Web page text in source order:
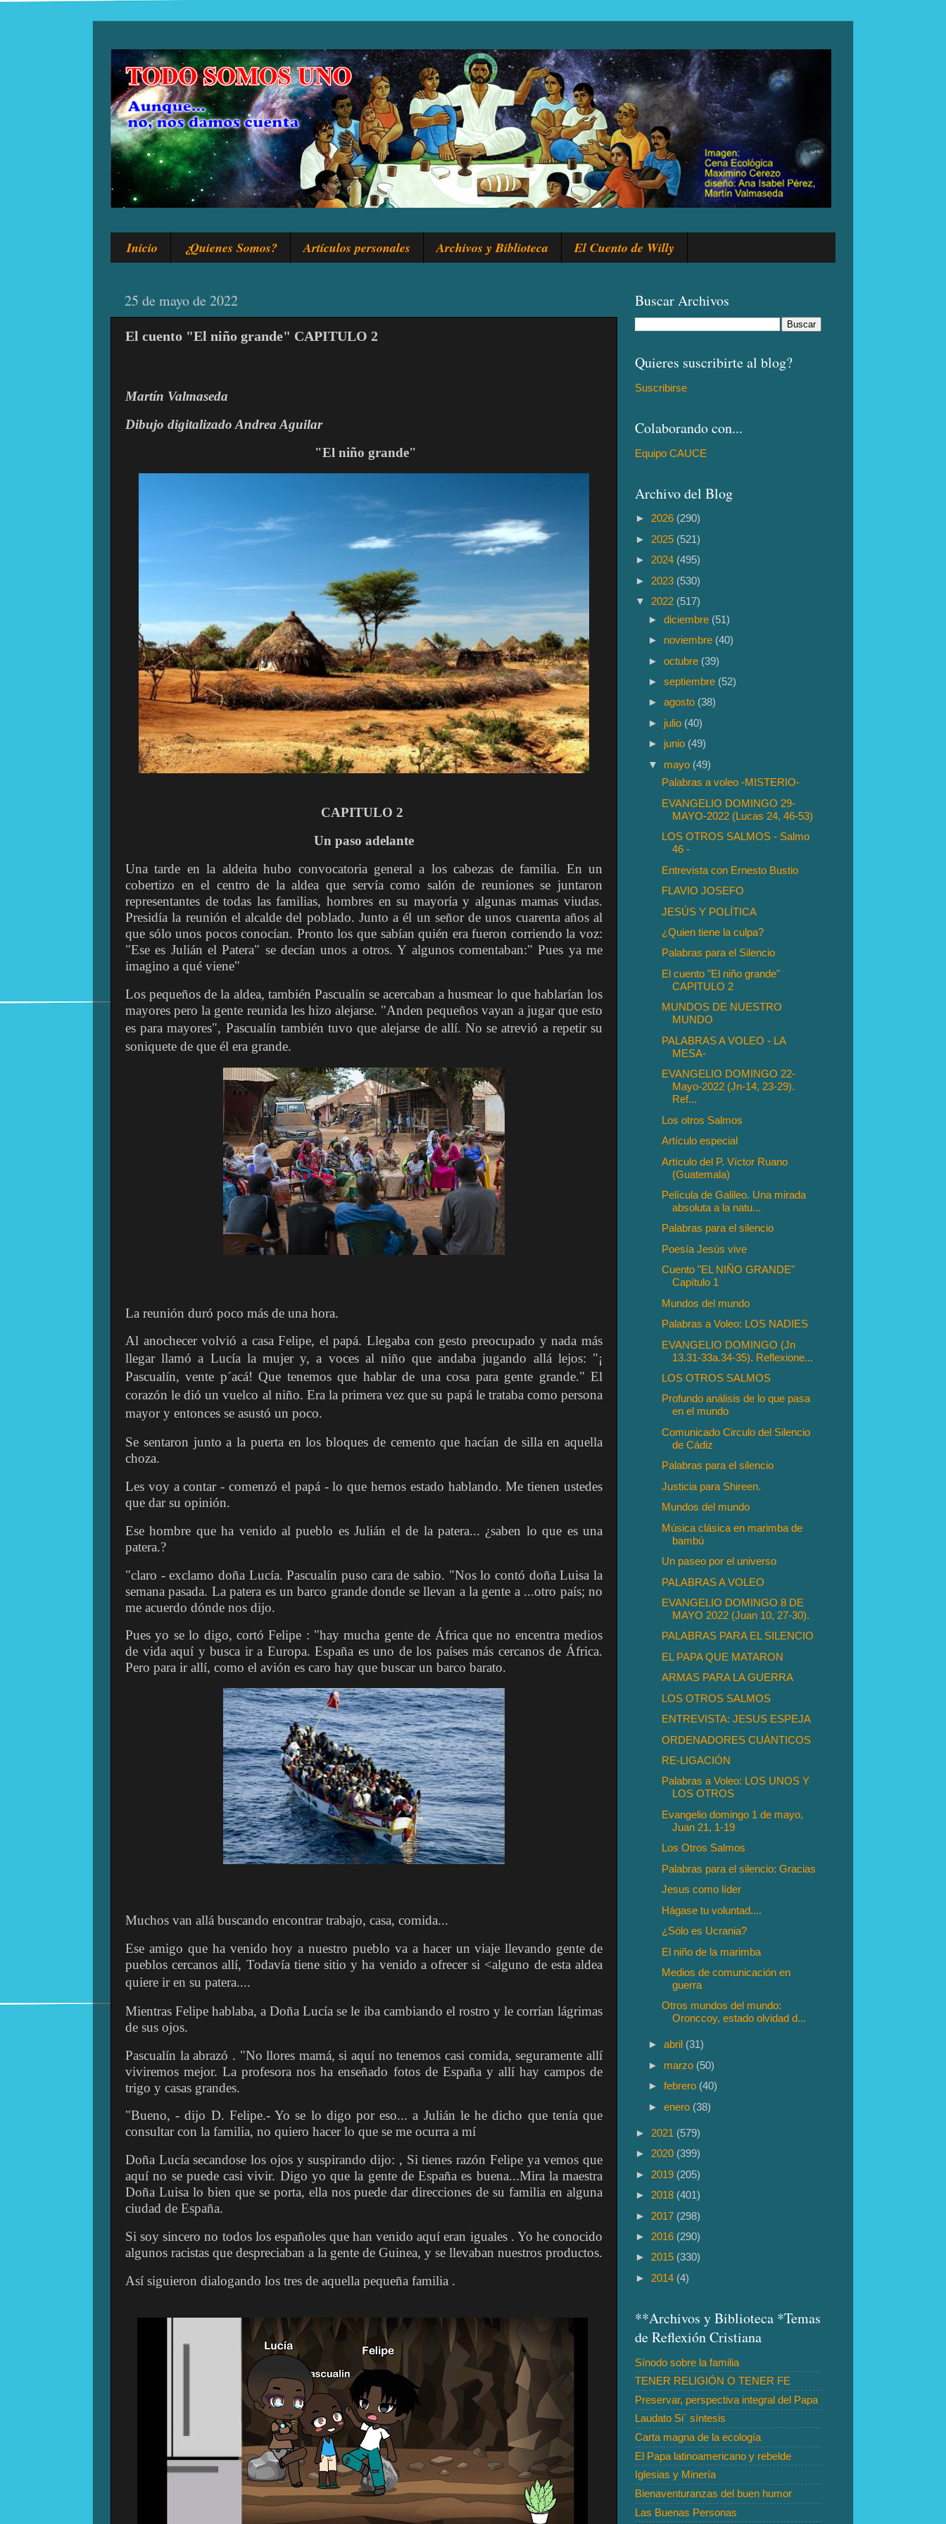
Inicio ¿Quienes Somos? Artículos personales Archivos y Biblioteca El Cuento de Willy
25 de mayo de 2022
El cuento "El niño grande" CAPITULO 2
Martín Valmaseda
Dibujo digitalizado Andrea Aguilar
"El niño grande"
CAPITULO 2
Un paso adelante
Una tarde en la aldeita hubo convocatoria general a los cabezas de familia. En un
cobertizo en el centro de la aldea que servía como salón de reuniones se juntaron
representantes de todas las familias, hombres en su mayoría y algunas mamas viudas.
Presidía la reunión el alcalde del poblado. Junto a él un señor de unos cuarenta años al
que sólo unos pocos conocían. Pronto los que sabían quién era fueron corriendo la voz:
"Ese es Julián el Patera" se decían unos a otros. Y algunos comentaban:" Pues ya me
imagino a qué viene"
Los pequeños de la aldea, también Pascualín se acercaban a husmear lo que hablarían los
mayores pero la gente reunida les hizo alejarse. "Anden pequeños vayan a jugar que esto
es para mayores", Pascualín también tuvo que alejarse de allí. No se atrevió a repetir su
soniquete de que él era grande.
La reunión duró poco más de una hora.
Al anochecer volvió a casa Felipe, el papá. Llegaba con gesto preocupado y nada más
llegar llamó a Lucía la mujer y, a voces al niño que andaba jugando allá lejos: "¡
Pascualín, vente p´acá! Que tenemos que hablar de una cosa para gente grande." El
corazón le dió un vuelco al niño. Era la primera vez que su papá le trataba como persona
mayor y entonces se asustó un poco.
Se sentaron junto a la puerta en los bloques de cemento que hacían de silla en aquella
choza.
Les voy a contar - comenzó el papá - lo que hemos estado hablando. Me tienen ustedes
que dar su opinión.
Ese hombre que ha venido al pueblo es Julián el de la patera... ¿saben lo que es una
patera.?
"claro - exclamo doña Lucía. Pascualín puso cara de sabio. "Nos lo contó doña Luisa la
semana pasada. La patera es un barco grande donde se llevan a la gente a ...otro país; no
me acuerdo dónde nos dijo.
Pues yo se lo digo, cortó Felipe : "hay mucha gente de África que no encentra medios
de vida aquí y busca ir a Europa. España es uno de los países más cercanos de África.
Pero para ir allí, como el avión es caro hay que buscar un barco barato.
Muchos van allá buscando encontrar trabajo, casa, comida...
Ese amigo que ha venido hoy a nuestro pueblo va a hacer un viaje llevando gente de
pueblos cercanos allí, Todavía tiene sitio y ha venido a ofrecer si <alguno de esta aldea
quiere iren su patera....
Mientras Felipe hablaba, a Doña Lucía se le iba cambiando el rostro y le corrían lágrimas
de sus ojos.
Pascualín la abrazó . "No llores mamá, si aquí no tenemos casi comida, seguramente allí
viviremos mejor. La profesora nos ha enseñado fotos de España y allí hay campos de
trigo y casas grandes.
"Bueno, - dijo D. Felipe.- Yo se lo digo por eso... a Julián le he dicho que tenía que
consultar con la familia, no quiero hacer lo que se me ocurra a mí
Doña Lucía secandose los ojos y suspirando dijo: , Si tienes razón Felipe ya vemos que
aquí no se puede casi vivir. Digo yo que la gente de España es buena...Mira la maestra
Doña Luisa lo bien que se porta, ella nos puede dar direcciones de su familia en alguna
ciudad de España.
Si soy sincero no todos los españoles que han venido aquí eran iguales . Yo he conocido
algunos racistas que despreciaban a la gente de Guinea, y se llevaban nuestros productos.
Así siguieron dialogando los tres de aquella pequeña familia .
Buscar Archivos
Quieres suscribirte al blog?
Suscribirse
Colaborando con...
Equipo CAUCE
Archivo del Blog
► 2026 (290)
► 2025 (521)
► 2024 (495)
► 2023 (530)
▼ 2022 (517)
►diciembre (51)
► noviembre (40)
►octubre (39)
►septiembre (52)
►agosto (38)
► julio (40)
► junio (49)
▼ mayo (49)
Palabras a voleo -MISTERIO-
EVANGELIO DOMINGO 29-
MAYO-2022 (Lucas 24, 46-53)
LOS OTROS SALMOS - Salmo
46 -
Entrevista con Ernesto Bustio
FLAVIO JOSEFO
JESÚS Y POLÍTICA
¿Quien tiene la culpa?
Palabras para el Silencio
El cuento "El niño grande"
CAPITULO 2
MUNDOS DE NUESTRO
MUNDO
PALABRAS A VOLEO - LA
MESA-
EVANGELIO DOMINGO 22-
Mayo-2022 (Jn-14, 23-29).
Ref...
Los otros Salmos
Artículo especial
Artículo del P. Víctor Ruano
(Guatemala)
Película de Galileo. Una mirada
absoluta a la natu...
Palabras para el silencio
Poesía Jesús vive
Cuento "EL NIÑO GRANDE"
Capítulo 1
Mundos del mundo
Palabras a Voleo: LOS NADIES
EVANGELIO DOMINGO (Jn
13.31-33a.34-35). Reflexione...
LOS OTROS SALMOS
Profundo análisis de lo que pasa
en el mundo
Comunicado Circulo del Silencio
de Cádiz
Palabras para el silencio
Justicia para Shireen.
Mundos del mundo
Música clásica en marimba de
bambú
Un paseo por el universo
PALABRAS A VOLEO
EVANGELIO DOMINGO 8 DE
MAYO 2022 (Juan 10, 27-30).
PALABRAS PARA EL SILENCIO
EL PAPA QUE MATARON
ARMAS PARA LA GUERRA
LOS OTROS SALMOS
ENTREVISTA: JESUS ESPEJA
ORDENADORES CUÁNTICOS
RE-LIGACIÓN
Palabras a Voleo: LOS UNOS Y
LOS OTROS
Evangelio domingo 1 de mayo,
Juan 21, 1-19
Los Otros Salmos
Palabras para el silencio: Gracias
Jesus como líder
Hágase tu voluntad....
¿Sólo es Ucrania?
El niño de la marimba
Medios de comunicación en
guerra
Otros mundos del mundo:
Oronccoy, estado olvidad d...
►abril (31)
► marzo (50)
►febrero (40)
►enero (38)
► 2021 (579)
► 2020 (399)
► 2019 (205)
► 2018 (401)
► 2017 (298)
► 2016 (290)
► 2015 (330)
► 2014 (4)
**Archivos y Biblioteca *Temas
de Reflexión Cristiana
Sínodo sobre la familia
TENER RELIGIÓN O TENER FE
Preservar, perspectiva integral del Papa
Laudato Si´ síntesis
Carta magna de la ecología
El Papa latinoamericano y rebelde
Iglesias y Minería
Bienaventuranzas del buen humor
Las Buenas Personas